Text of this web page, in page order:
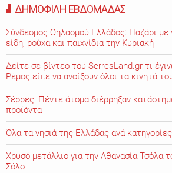
ΔΗΜΟΦΙΛΗ ΕΒΔΟΜΑΔΑΣ
Σύνδεσμος Θηλασμού Ελλάδος: Παζάρι με
είδη, ρούχα και παιχνίδια την Κυριακή
Δείτε σε βίντεο του SerresLand.gr τι
Ρέμος είπε να ανοίξουν όλοι τα κινητά
Σέρρες: Πέντε άτομα διέρρηξαν
προϊόντα
Όλα τα νησιά της Ελλάδας ανά κατηγορίες
Χρυσό μετάλλιο για την Αθανασία Τσόλα
Σόλο